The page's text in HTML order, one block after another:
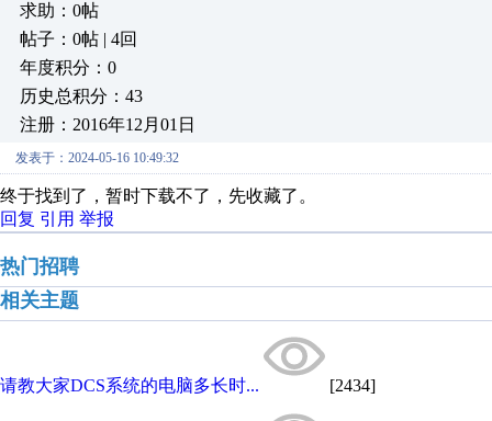
求助：0帖
帖子：0帖 | 4回
年度积分：0
历史总积分：43
注册：2016年12月01日
发表于：2024-05-16 10:49:32
终于找到了，暂时下载不了，先收藏了。
回复 引用 举报
热门招聘
相关主题
请教大家DCS系统的电脑多长时... [2434]